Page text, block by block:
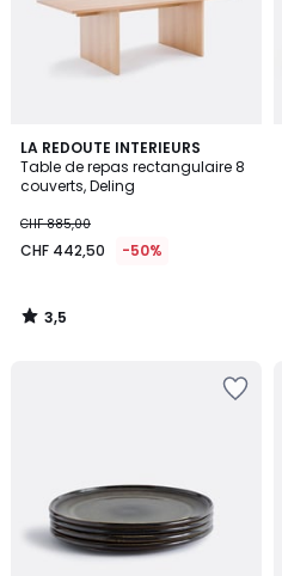
LA REDOUTE INTERIEURS
Table de repas rectangulaire 8
couverts, Deling
CHF 885,00
CHF 442,50 -50%
3,5
/ 5
3,5
/